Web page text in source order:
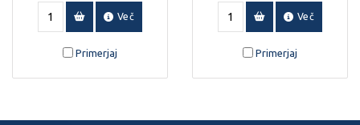
Več
Primerjaj
Več
Primerjaj